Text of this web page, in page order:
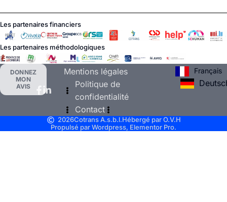
Les partenaires financiers
Les partenaires méthodologiques
DONNEZ
MON
AVIS
Mentions légales
Politique de
confidentialité
Contact
Français
2026Cotrans A.s.b.l.Hébergé par O.V.H
Propulsé par Wordpress, Elementor Pro.